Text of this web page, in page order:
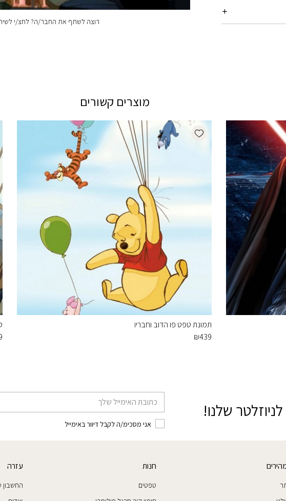
רוצה לשתף את החבר/ה? לחצ/י
מוצרים קשורים
Add wishlist
תמונת טפט פו הדוב וחבריו
₪439
שלנו!
אני מסכימ/ה לקבל דיוור באימייל
חנות
טפטים
עזרה
החשבון